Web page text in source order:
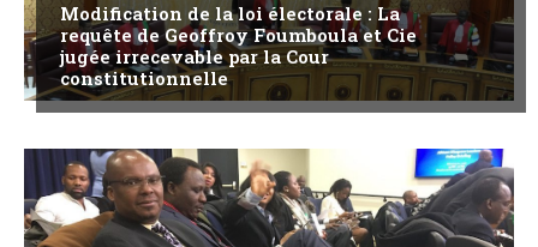
Modification de la loi électorale : La
requête de Geoffroy Foumboula et Cie
jugée irrecevable par la Cour
constitutionnelle